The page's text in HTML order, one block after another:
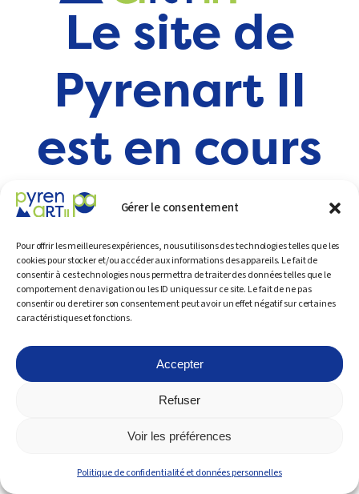
Gérer le consentement
Pour offrir les meilleures expériences, nous utilisons des technologies telles que les
cookies pour stocker et/ou accéder aux informations des appareils. Le fait de
consentir à ces technologies nous permettra de traiter des données telles que le
comportement de navigation ou les ID uniques sur ce site. Le fait de ne pas
consentir ou de retirer son consentement peut avoir un effet négatif sur certaines
caractéristiques et fonctions.
Accepter
Refuser
Voir les préférences
Politique de confidentialité et données personnelles
Le site de
Pyrenart II
est en cours
de
construction
Il sera disponible dans quelques